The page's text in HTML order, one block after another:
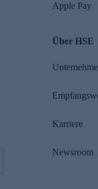
Apple Pay
Über HSE
Karriere
Newsroom